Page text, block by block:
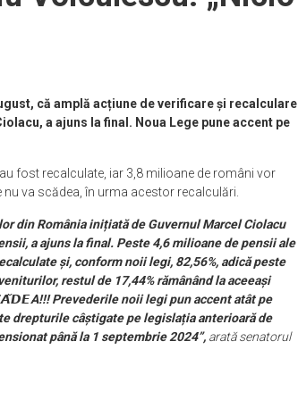
că amplă acțiune de verificare și recalculare
a ajuns la final. Noua Lege pune accent pe
fost recalculate, iar 3,8 milioane de români vor
va scădea, în urma acestor recalculări.
din România inițiată de Guvernul Marcel Ciolacu
a ajuns la final. Peste 4,6 milioane de pensii ale
și, conform noii legi, 82,56%, adică peste
restul de 17,44% rămânând la aceeași
Prevederile noii legi pun accent atât pe
drepturile câștigate pe legislația anterioară de
până la 1 septembrie 2024”, arată senatorul